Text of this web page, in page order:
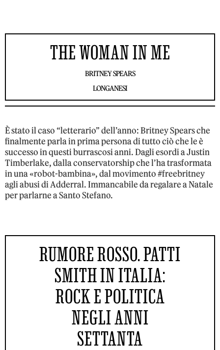
THE WOMAN IN ME
BRITNEY SPEARS
LONGANESI
È stato il caso “letterario” dell’anno: Britney Spears che
finalmente parla in prima persona di tutto ciò che le è
successo in questi burrascosi anni. Dagli esordi a Justin
Timberlake, dalla conservatorship che l’ha trasformata
in una «robot-bambina», dal movimento #freebritney
agli abusi di Adderral. Immancabile da regalare a Natale
per parlarne a Santo Stefano.
RUMORE ROSSO. PATTI
SMITH IN ITALIA:
ROCK E POLITICA
NEGLI ANNI
SETTANTA